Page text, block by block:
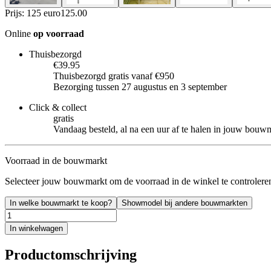
Prijs: 125 euro125.00
Online op voorraad
Thuisbezorgd
€39.95
Thuisbezorgd gratis vanaf €950
Bezorging tussen 27 augustus en 3 september
Click & collect
gratis
Vandaag besteld, al na een uur af te halen in jouw
Voorraad in de bouwmarkt
Selecteer jouw bouwmarkt om de voorraad in de winkel te
In welke bouwmarkt te koop? Showmodel bij andere bouwmarkten
In winkelwagen
Productomschrijving